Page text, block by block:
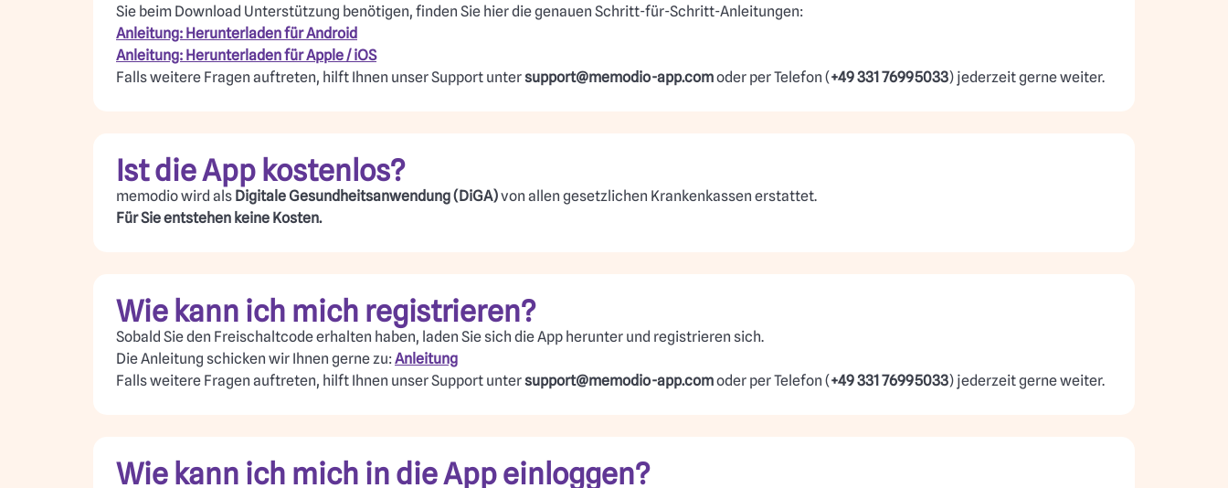
Sie beim Download Unterstützung benötigen, finden Sie hier die genauen Schritt-für-Schritt-Anleitungen:
Anleitung: Herunterladen für Android
Anleitung: Herunterladen für Apple / iOS
Falls weitere Fragen auftreten, hilft Ihnen unser Support untersupport@memodio-app.comoder per Telefon (+49 331 76995033) jederzeit gerne weiter.
Ist die App kostenlos?
memodio wird als Digitale Gesundheitsanwendung (DiGA)von allen gesetzlichen Krankenkassen erstattet.
Für Sie entstehen keine Kosten.
Wie kann ich mich registrieren?
Sobald Sie den Freischaltcode erhalten haben, laden Sie sich die App herunter und registrieren sich.
Die Anleitung schicken wir Ihnen gerne zu: Anleitung
Falls weitere Fragen auftreten, hilft Ihnen unser Support untersupport@memodio-app.comoder per Telefon (+49 331 76995033) jederzeit gerne weiter.
Wie kann ich mich in die App einloggen?